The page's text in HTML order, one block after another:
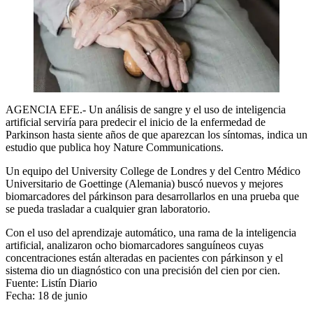
AGENCIA EFE.- Un análisis de sangre y el uso de inteligencia
artificial serviría para predecir el inicio de la enfermedad de
Parkinson hasta siente años de que aparezcan los síntomas, indica un
estudio que publica hoy Nature Communications.
Un equipo del University College de Londres y del Centro Médico
Universitario de Goettinge (Alemania) buscó nuevos y mejores
biomarcadores del párkinson para desarrollarlos en una prueba que
se pueda trasladar a cualquier gran laboratorio.
Con el uso del aprendizaje automático, una rama de la inteligencia
artificial, analizaron ocho biomarcadores sanguíneos cuyas
concentraciones están alteradas en pacientes con párkinson y el
sistema dio un diagnóstico con una precisión del cien por cien.
Fuente: Listín Diario
Fecha: 18 de junio